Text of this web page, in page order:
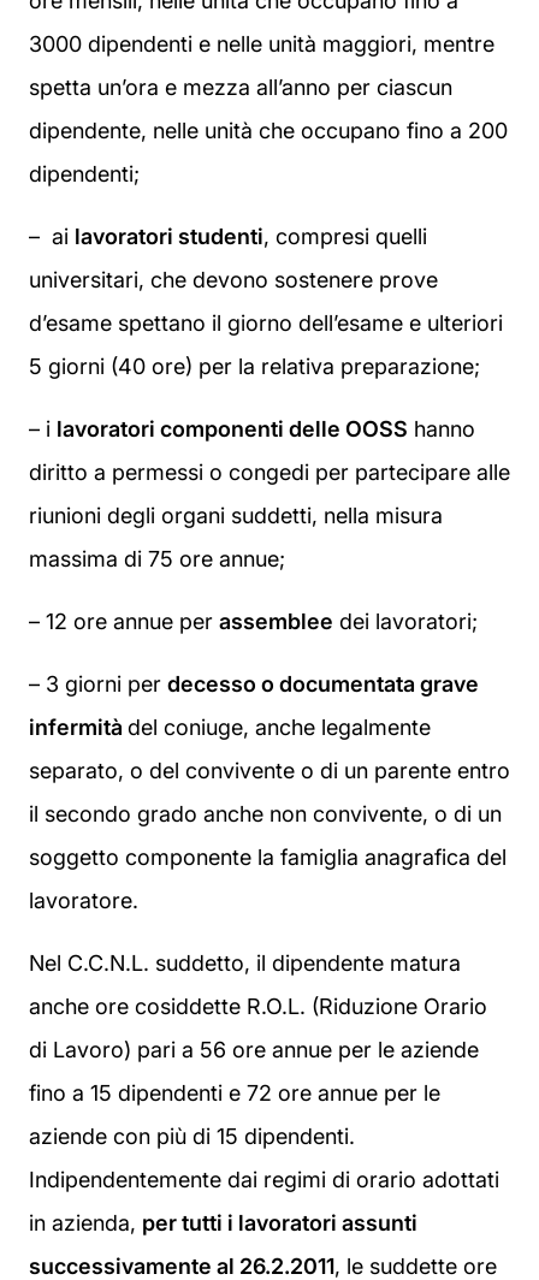
3000 dipendenti e nelle unità maggiori, mentre
spetta un’ora e mezza all’anno per ciascun
dipendente, nelle unità che occupano fino a 200
dipendenti;
– ai lavoratori studenti, compresi quelli
universitari, che devono sostenere prove
d’esame spettano il giorno dell’esame e ulteriori
5 giorni (40 ore) per la relativa preparazione;
– i lavoratori componenti delle OOSS hanno
diritto a permessi o congedi per partecipare alle
riunioni degli organi suddetti, nella misura
massima di 75 ore annue;
– 12 ore annue per assemblee dei lavoratori;
– 3 giorni per decesso o documentata grave
infermità del coniuge, anche legalmente
separato, o del convivente o di un parente entro
il secondo grado anche non convivente, o di un
soggetto componente la famiglia anagrafica del
lavoratore.
Nel C.C.N.L. suddetto, il dipendente matura
anche ore cosiddette R.O.L. (Riduzione Orario
di Lavoro) pari a 56 ore annue per le aziende
fino a 15 dipendenti e 72 ore annue per le
aziende con più di 15 dipendenti.
Indipendentemente dai regimi di orario adottati
in azienda, per tutti i lavoratori assunti
successivamente al 26.2.2011, le suddette ore